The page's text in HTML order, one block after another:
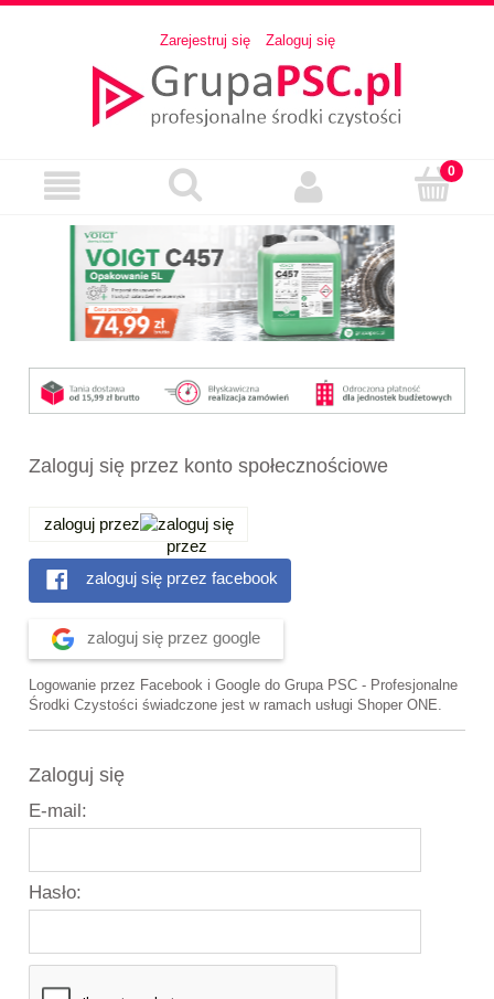
Zarejestruj się Zaloguj się
Zaloguj się przez konto społecznościowe
zaloguj przez
zaloguj się przez facebook
zaloguj się przez google
Logowanie przez Facebook i Google do Grupa PSC - Profesjonalne
Środki Czystości świadczone jest w ramach usługi Shoper ONE.
Zaloguj się
E-mail:
Hasło: